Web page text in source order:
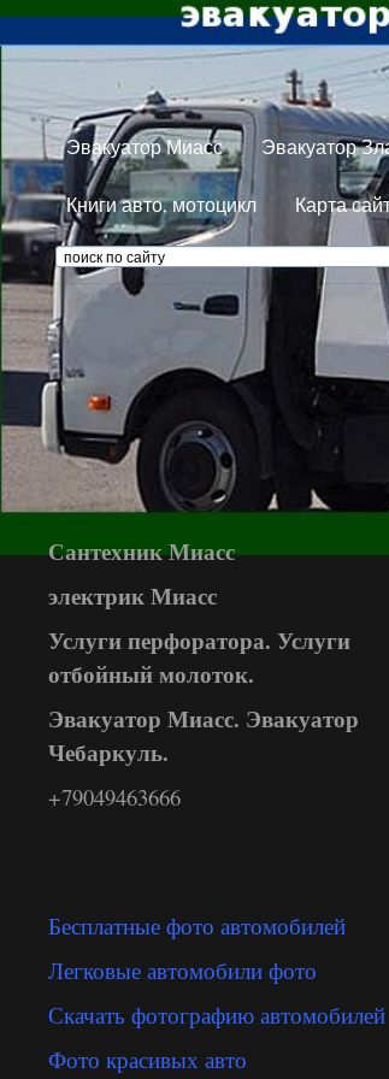
Эвакуатор Миасс Эвакуатор
Книги авто, мотоцикл Карта
Сантехник Миасс
электрик Миасс
Услуги перфоратора. Услуги
отбойный молоток.
Эвакуатор Миасс. Эвакуатор
Чебаркуль.
+79049463666
Бесплатные фото автомобилей
Легковые автомобили фото
Скачать фотографию автомобилей
Фото красивых авто